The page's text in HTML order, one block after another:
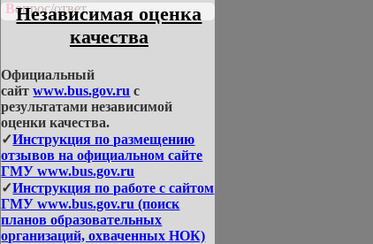
Вопрос/ответ
Независимая оценка
качества
Официальный
сайтwww.bus.gov.ru с
результатами независимой
оценки качества.
✓Инструкция по размещению
отзывов на официальном сайте
ГМУ www.bus.gov.ru
✓Инструкция по работе с сайтом
ГМУ www.bus.gov.ru (поиск
планов образовательных
организаций, охваченных НОК)